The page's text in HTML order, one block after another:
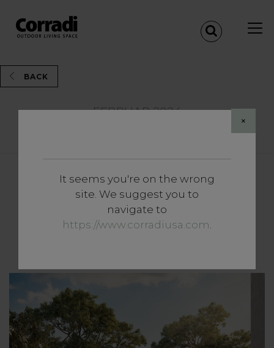
×
It seems you're on the wrong
site. We suggest you to
navigate to
https://www.corradiusa.com.
BACK
FEBRUAR 2024
Vertiefungen
Innovation und
Transformation: die